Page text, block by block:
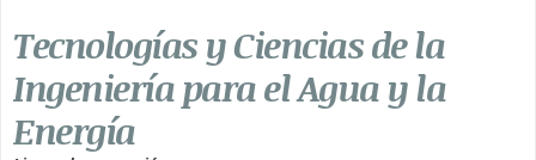
Tecnologías y Ciencias de la
Ingeniería para el Agua y la
Energía